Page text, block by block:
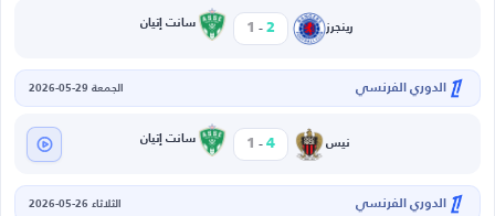
رينجرز 2
-
1 سانت إتيان
الدوري الفرنسي الجمعة 29-05-2026
نيس 4
-
1 سانت إتيان
الدوري الفرنسي الثلاثاء 26-05-2026